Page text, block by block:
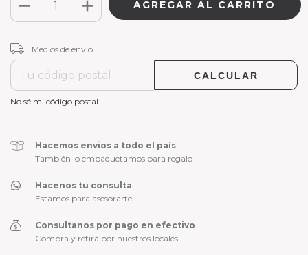
Entregas para el CP:
Medios de envío
CALCULAR
No sé mi código postal
Hacemos envios a todo el país
También lo empaquetamos para regalo
Hacenos tu consulta
Estamos para asesorarte
Consultanos por pago en efectivo
Compra y retirá por nuestros locales